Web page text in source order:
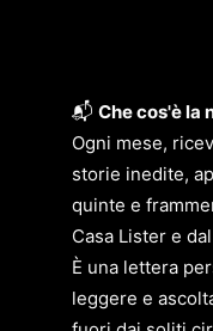
📬 Che cos'è la
Ogni mese,
storie inedite,
quinte e
Casa Lister e
È una lettera
leggere e